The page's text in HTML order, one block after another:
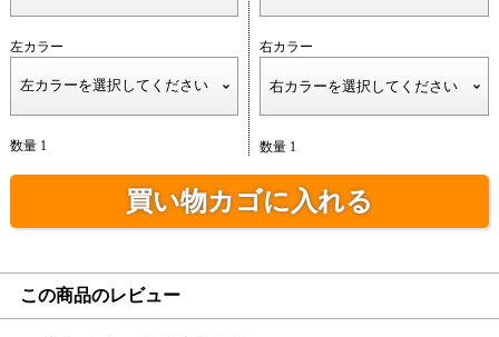
左カラー
数量 1
右カラー
数量 1
買い物カゴに入れる
この商品のレビュー